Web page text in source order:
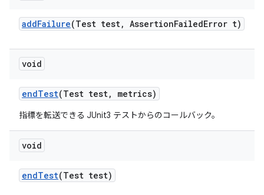
addFailure(Test test, AssertionFailedError t)
void
endTest(Test test, metrics)
指標を転送できる JUnit3 テストからのコールバック。
void
endTest(Test test)